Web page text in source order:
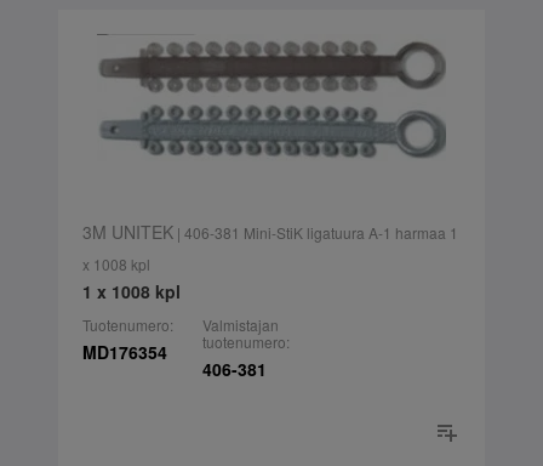
3M UNITEK| 406-381 Mini-StiK ligatuura A-1 harmaa 1
x 1008 kpl
1 x 1008 kpl
Tuotenumero:
MD176354
Valmistajan
tuotenumero:
406-381